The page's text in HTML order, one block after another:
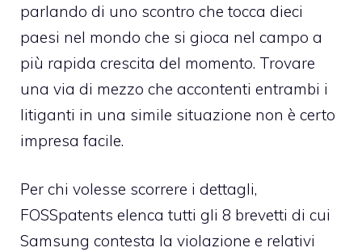
parlando di uno scontro che tocca dieci
paesi nel mondo che si gioca nel campo a
più rapida crescita del momento. Trovare
una via di mezzo che accontenti entrambi i
litiganti in una simile situazione non è certo
impresa facile.
Per chi volesse scorrere i dettagli,
FOSSpatents elenca tutti gli 8 brevetti di cui
Samsung contesta la violazione e relativi